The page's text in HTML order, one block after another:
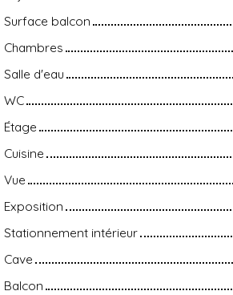
Surface balcon
Chambres
Salle d'eau
WC
Étage
Cuisine
Vue
Exposition
Stationnement intérieur
Cave
Balcon